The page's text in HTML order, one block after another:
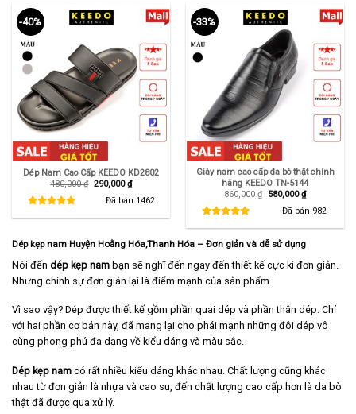
-40%
Dép Nam Cao Cấp KEEDO KD2802
480,000₫ Giá
290,000₫Giá
hiện
tại
Đã bán 1462
-33%
Giày nam cao cấp da bò thật chính
hãng KEEDO TN-5144
860,000₫ Giá
580,000₫Giá
hiện
tại
Đã bán 982
Dép kẹp nam Huyện Hoằng Hóa,Thanh Hóa – Đơn giản và dễ sử dụng
Nói đến dép kẹp nam bạn sẽ nghĩ đến ngay đến thiết kế cực kì đơn giản.
Nhưng chính sự đơn giản lại là điểm mạnh của sản phẩm.
Vì sao vậy? Dép được thiết kế gồm phần quai dép và phần thân dép. Chỉ
với hai phần cơ bản này, đã mang lại cho phái mạnh những đôi dép vô
cùng phong phú đa dạng về kiểu dáng và màu sắc.
Dép kẹp nam có rất nhiều kiểu dáng khác nhau. Chất lượng cũng khác
nhau từ đơn giản là nhựa và cao su, đến chất lượng cao cấp hơn là da bò
thật đã được qua xử lý.